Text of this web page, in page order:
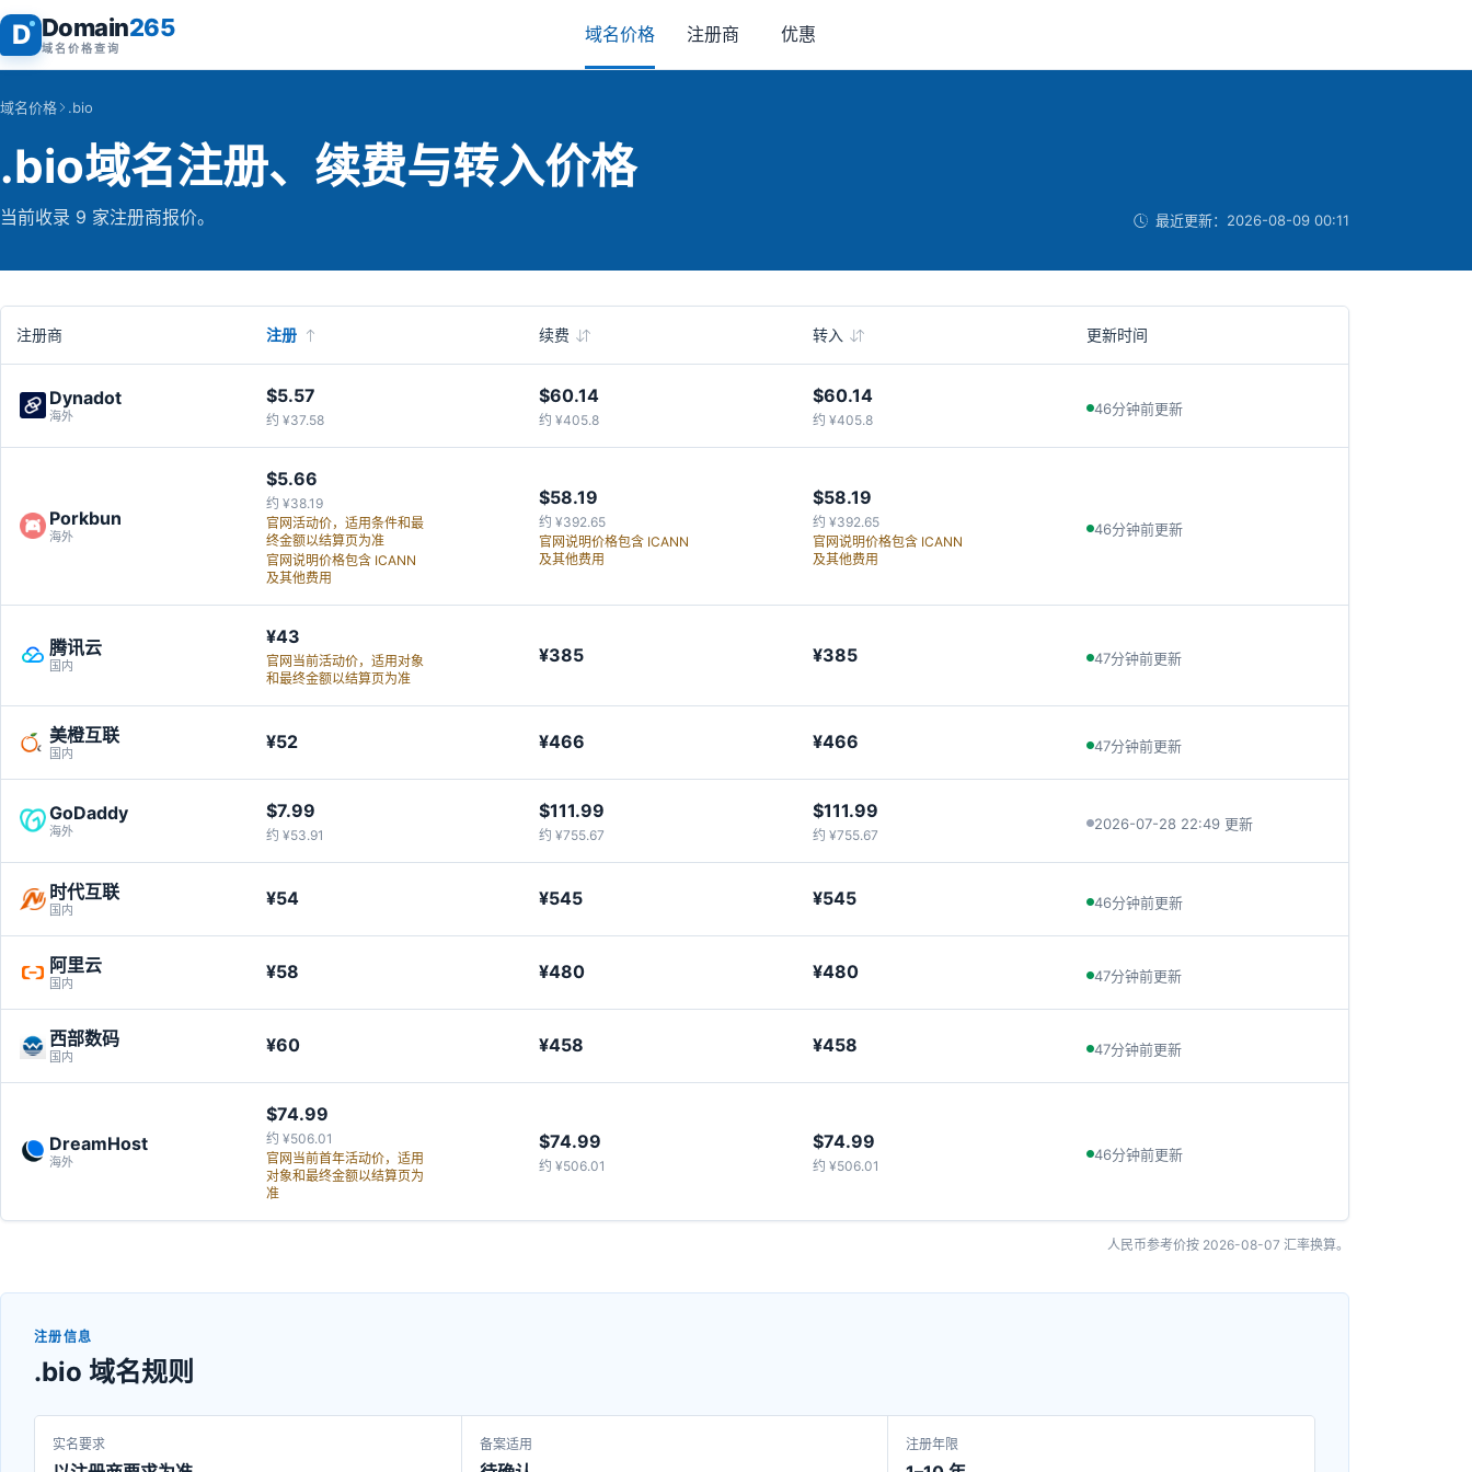
D Domain265
域名价格查询
域名价格 注册商 优惠
域名价格 .bio
.bio域名注册、续费与转入价格
当前收录 9 家注册商报价。 最近更新： 2026-08-09 00:11
注册商 注册 续费 转入 更新时间
Dynadot
海外
$5.57
约 ¥37.58
$60.14
约 ¥405.8
$60.14
约 ¥405.8
46分钟前更新
Porkbun
海外
$5.66
约 ¥38.19
官网活动价，适用条件和最
终金额以结算页为准
官网说明价格包含 ICANN
及其他费用
$58.19
约 ¥392.65
官网说明价格包含 ICANN
及其他费用
$58.19
约 ¥392.65
官网说明价格包含 ICANN
及其他费用
46分钟前更新
腾讯云
国内
¥43
官网当前活动价，适用对象
和最终金额以结算页为准
¥385 ¥385 47分钟前更新
美橙互联
国内
¥52 ¥466 ¥466 47分钟前更新
GoDaddy
海外
$7.99
约 ¥53.91
$111.99
约 ¥755.67
$111.99
约 ¥755.67
2026-07-28 22:49 更新
时代互联
国内
¥54 ¥545 ¥545 46分钟前更新
阿里云
国内
¥58 ¥480 ¥480 47分钟前更新
西部数码
国内
¥60 ¥458 ¥458 47分钟前更新
DreamHost
海外
$74.99
约 ¥506.01
官网当前首年活动价，适用
对象和最终金额以结算页为
准
$74.99
约 ¥506.01
$74.99
约 ¥506.01
46分钟前更新
人民币参考价按 2026-08-07 汇率换算。
注册信息
.bio 域名规则
实名要求 备案适用 注册年限